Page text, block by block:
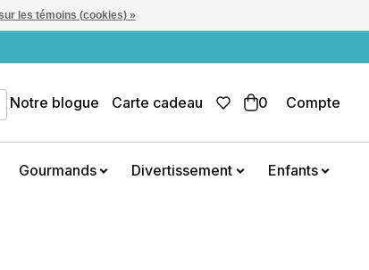
Notre blogue Carte cadeau 0 Compte
Gourmands Divertissement
Enfants
les témoins (cookies) »